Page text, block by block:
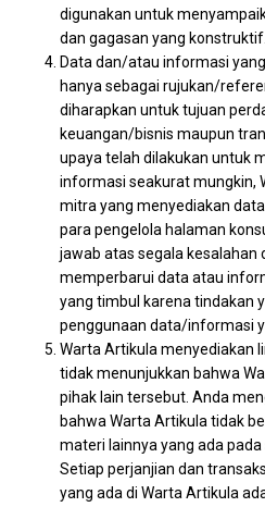
digunakan untuk
dan gagasan yang konstruktif.
Data dan/atau informasi
hanya sebagai rujukan/
diharapkan untuk tujuan
keuangan/bisnis maupun
upaya telah dilakukan untuk
informasi seakurat mungkin,
mitra yang menyediakan
para pengelola halaman
jawab atas segala kesalahan
memperbarui data atau
yang timbul karena tindakan
penggunaan data/informasi
Warta Artikula menyediakan
tidak menunjukkan bahwa
pihak lain tersebut. Anda
bahwa Warta Artikula tidak
materi lainnya yang ada
Setiap perjanjian dan
yang ada di Warta Artikula